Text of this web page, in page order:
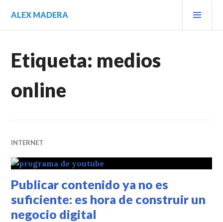
contenido.
ALEX MADERA
Etiqueta: medios
online
INTERNET
Publicar contenido ya no es
suficiente: es hora de construir un
negocio digital